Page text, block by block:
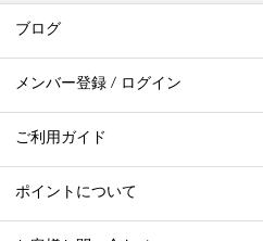
ブログ
メンバー登録 / ログイン
ご利用ガイド
ポイントについて